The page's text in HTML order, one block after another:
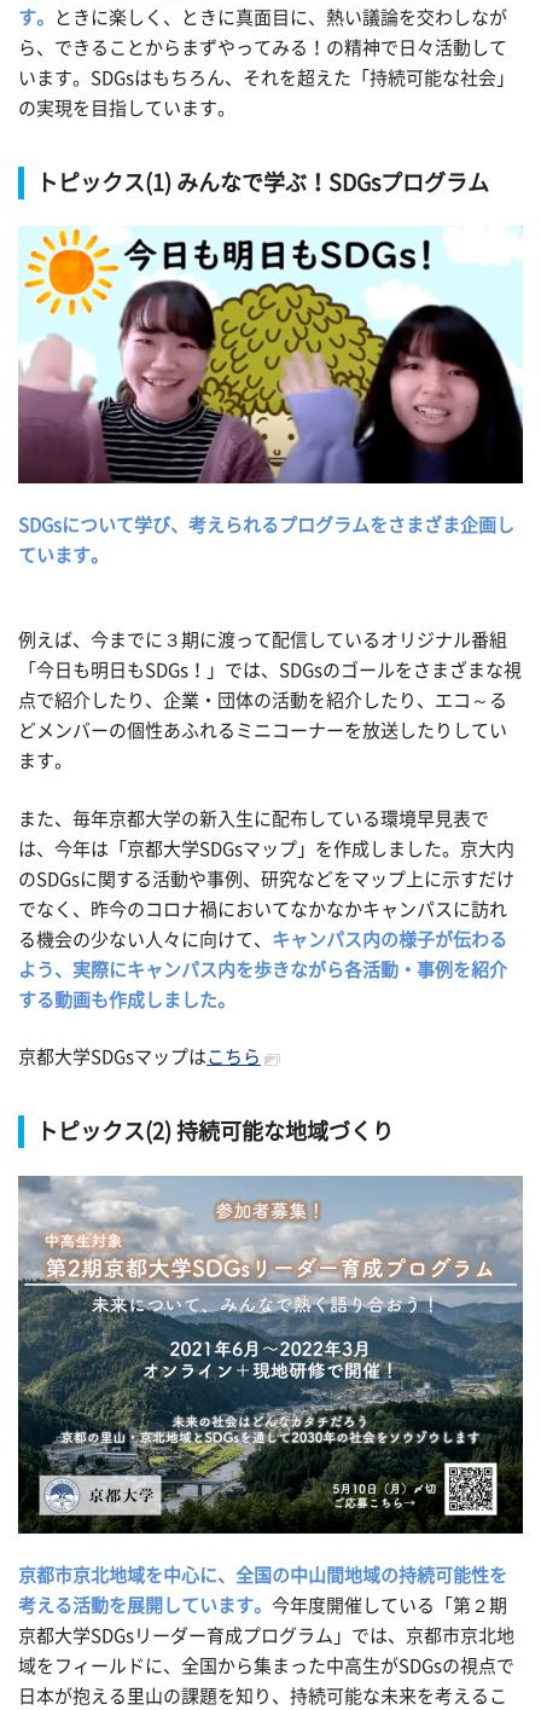
す。
ときに楽しく、ときに真面目に、熱い議論を交わしなが
ら、できることからまずやってみる！の精神で日々活動して
います。SDGsはもちろん、それを超えた「持続可能な社会」
の実現を目指しています。
トピックス(1) みんなで学ぶ！SDGsプログラム
SDGsについて学び、考えられるプログラムをさまざま企画し
ています。
例えば、今までに３期に渡って配信しているオリジナル番組
「今日も明日もSDGs！」では、SDGsのゴールをさまざまな視
点で紹介したり、企業・団体の活動を紹介したり、エコ～る
どメンバーの個性あふれるミニコーナーを放送したりしてい
ます。
また、毎年京都大学の新入生に配布している環境早見表で
は、今年は「京都大学SDGsマップ」を作成しました。京大内
のSDGsに関する活動や事例、研究などをマップ上に示すだけ
でなく、昨今のコロナ禍においてなかなかキャンパスに訪れ
る機会の少ない人々に向けて、 キャンパス内の様子が伝わる
よう、実際にキャンパス内を歩きながら各活動・事例を紹介
する動画も作成しました。
京都大学SDGsマップは こちら
トピックス(2) 持続可能な地域づくり
京都市京北地域を中心に、全国の中山間地域の持続可能性を
考える活動を展開しています。 今年度開催している「第２期
京都大学SDGsリーダー育成プログラム」では、京都市京北地
域をフィールドに、全国から集まった中高生がSDGsの視点で
日本が抱える里山の課題を知り、持続可能な未来を考えるこ